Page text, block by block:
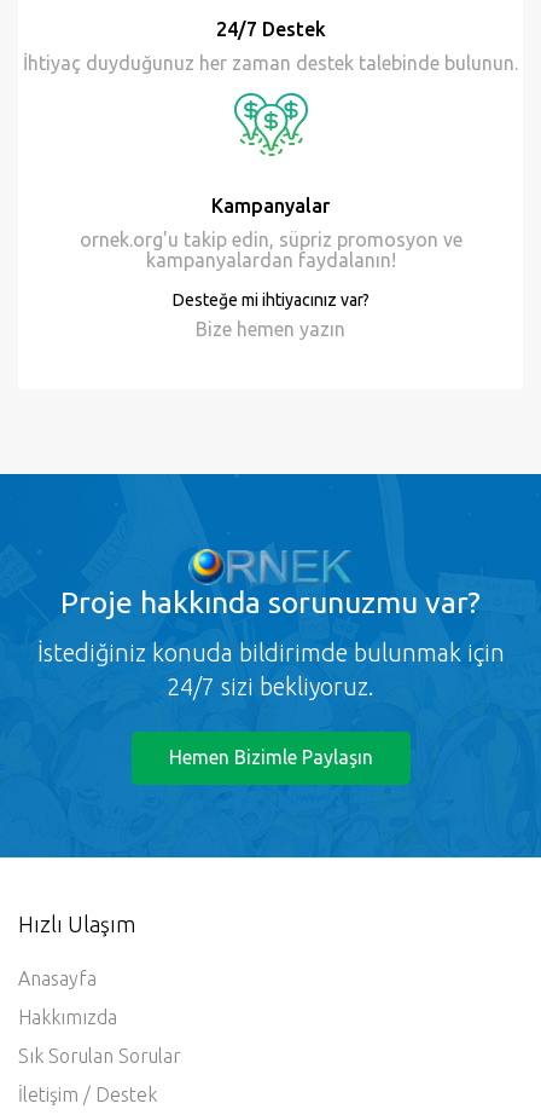
24/7 Destek
İhtiyaç duyduğunuz her zaman destek talebinde bulunun.
Kampanyalar
ornek.org'u takip edin, süpriz promosyon ve
kampanyalardan faydalanın!
hakkında sorunuzmu var?
İstediğiniz konuda bildirimde bulunmak için
24/7 sizi bekliyoruz.
Hızlı Ulaşım
Anasayfa
Hakkımızda